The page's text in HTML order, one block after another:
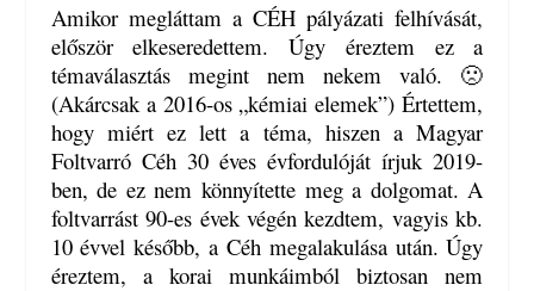
Amikor megláttam a CÉH pályázati felhívását,
először elkeseredettem. Úgy éreztem ez a
témaválasztás megint nem nekem való. 🙁
(Akárcsak a 2016-os „kémiai elemek”) Értettem,
hogy miért ez lett a téma, hiszen a Magyar
Foltvarró Céh 30 éves évfordulóját írjuk 2019-
ben, de ez nem könnyítette meg a dolgomat. A
foltvarrást 90-es évek végén kezdtem, vagyis kb.
10 évvel később, a Céh megalakulása után. Úgy
éreztem, a korai munkáimból biztosan nem